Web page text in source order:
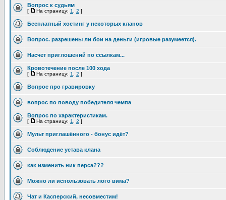
Вопрос к судьям
[ На страницу: 1 2 ]
Бесплатный хостинг у некоторых кланов
Вопрос. разрешены ли бои на деньги (игровые разумеется).
Насчет приглошений по ссылкам...
Кровотечение после 100 хода
[ На страницу: 1 2 ]
Вопрос про гравировку
вопрос по поводу победителя чемпа
Вопрос по характеристикам.
[ На страницу: 1 2 ]
Мульт приглашённого - бонус идёт?
Соблюдение устава клана
как изменить ник перса???
Можно ли использовать лого вима?
Чат и Касперский, несовместим!